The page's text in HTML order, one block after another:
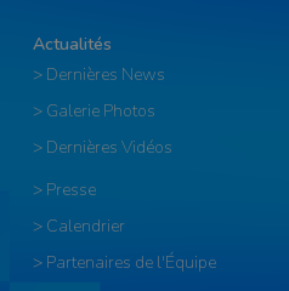
Actualités
> Dernières News
> Galerie Photos
> Dernières Vidéos
> Presse
> Calendrier
> Partenaires de l'Équipe